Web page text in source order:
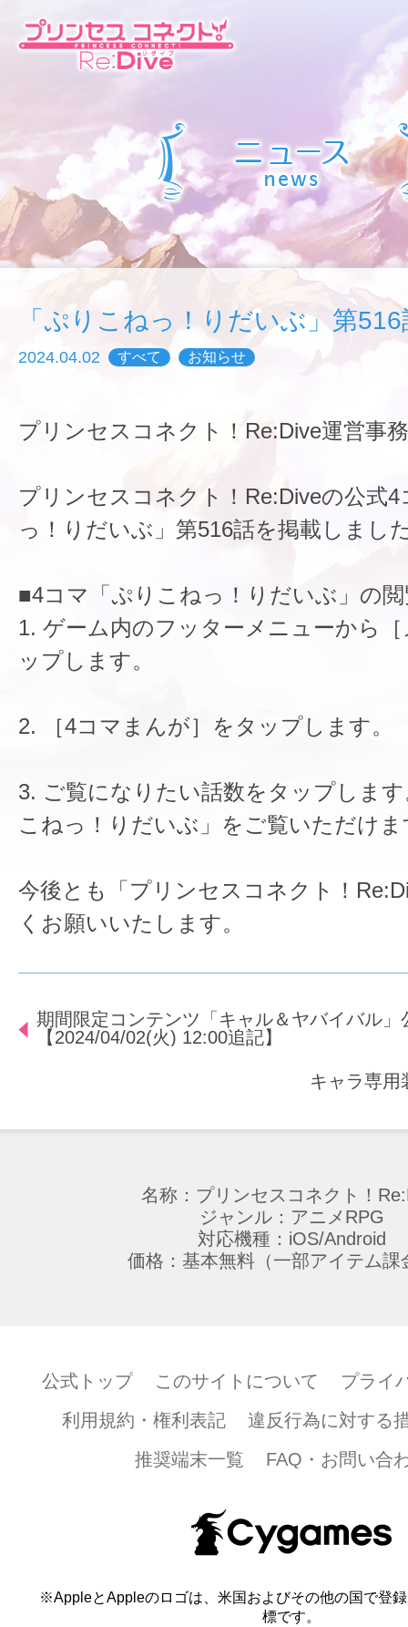
「ぷりこねっ！りだいぶ」第
2024.04.02 すべて お知らせ
プリンセスコネクト！Re:Dive運営事
プリンセスコネクト！Re:Diveの公式
っ！りだいぶ」第516話を掲載しまし
■4コマ「ぷりこねっ！りだいぶ」の
1. ゲーム内のフッターメニューから
ップします。
2. ［4コマまんが］をタップします。
3. ご覧になりたい話数をタップしま
こねっ！りだいぶ」をご覧いただけま
今後とも「プリンセスコネクト！
くお願いいたします。
期間限定コンテンツ「キャル＆ヤバイバル」
【2024/04/02(火) 12:00追記】
キャラ専用
名称：プリンセスコネクト！
ジャンル：アニメRPG
対応機種：iOS/Android
価格：基本無料（一部アイテム課
公式トップ このサイトについて
プライ
利用規約・権利表記
違反行為に対する
推奨端末一覧
FAQ・お問い合
※AppleとAppleのロゴは、米国およびその他の国で登
標です。